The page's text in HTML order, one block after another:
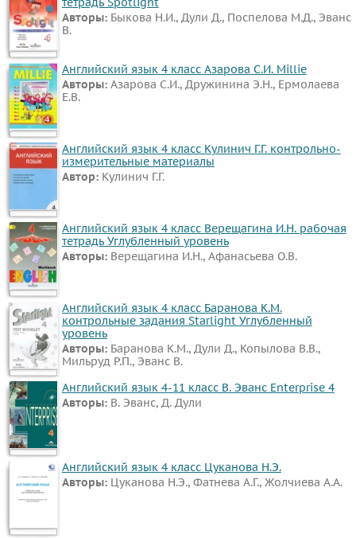
Авторы: Быкова Н.И., Дули Д., Поспелова М.Д., Эванс
В.
Английский язык 4 класс Азарова С.И. Millie
Авторы: Азарова С.И., Дружинина Э.Н., Ермолаева
Е.В.
Английский язык 4 класс Кулинич Г.Г. контрольно-
измерительные материалы
Автор: Кулинич Г.Г.
Английский язык 4 класс Верещагина И.Н. рабочая
тетрадь Углубленный уровень
Авторы: Верещагина И.Н., Афанасьева О.В.
Английский язык 4 класс Баранова К.М.
контрольные задания Starlight Углубленный
уровень
Авторы: Баранова К.М., Дули Д., Копылова В.В.,
Мильруд Р.П., Эванс В.
Английский язык 4-11 класс В. Эванс Enterprise 4
Авторы: В. Эванс, Д. Дули
Английский язык 4 класс Цуканова Н.Э.
Авторы: Цуканова Н.Э., Фатнева А.Г., Жолчиева А.А.